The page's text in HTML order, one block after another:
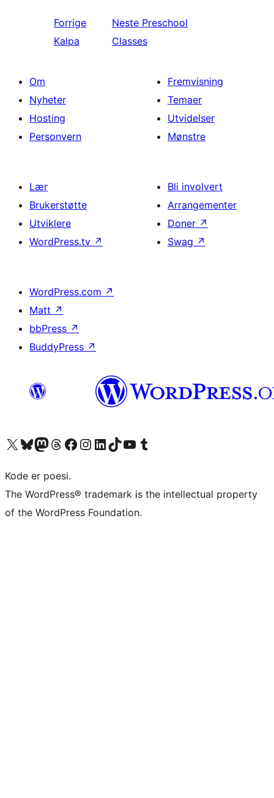
Forrige
Kalpa
Neste Preschool
Classes
Om
Nyheter
Hosting
Personvern
Fremvisning
Temaer
Utvidelser
Mønstre
Lær
Brukerstøtte
Utviklere
WordPress.tv ↗
Bli involvert
Arrangementer
Doner ↗
Swag ↗
WordPress.com ↗
Matt ↗
bbPress ↗
BuddyPress ↗
Besøk vår konto på X Visit our Bluesky account
Besøk vår Mastodon-konto
Visit our Threads account
Besøk vår Facebook-sideBesøk vår Instagram-konto
Besøk vår LinkedIn-konto
Visit our TikTok account
Visit our YouTube channel
Visit our Tumblr account
Kode er poesi.
The WordPress® trademark is the intellectual property
of the WordPress Foundation.